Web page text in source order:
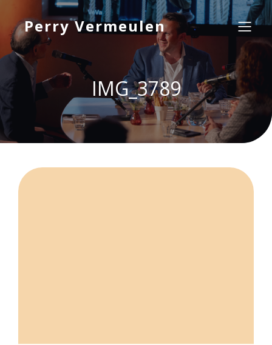
Perry Vermeulen
IMG_3789